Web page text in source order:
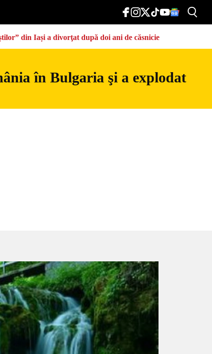
din Iași a divorţat după doi ani de căsnicie
în Bulgaria şi a explodat